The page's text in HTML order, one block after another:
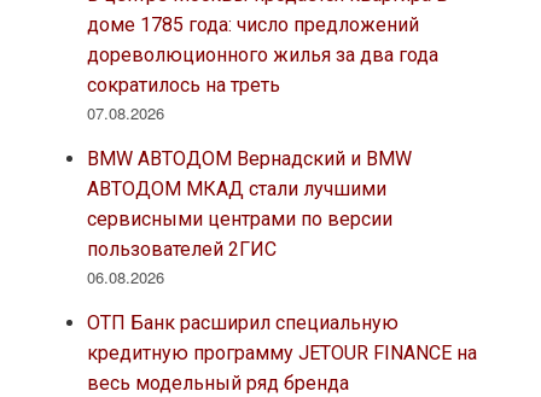
доме 1785 года: число предложений
дореволюционного жилья за два года
сократилось на треть
07.08.2026
BMW АВТОДОМ Вернадский и BMW
АВТОДОМ МКАД стали лучшими
сервисными центрами по версии
пользователей 2ГИС
06.08.2026
ОТП Банк расширил специальную
кредитную программу JETOUR FINANCE на
весь модельный ряд бренда